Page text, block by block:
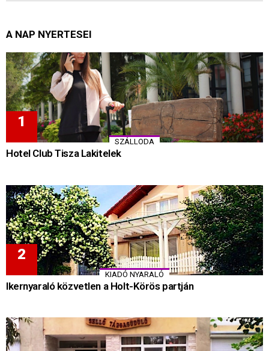
A NAP NYERTESEI
SZÁLLODA
Hotel Club Tisza Lakitelek
KIADÓ NYARALÓ
Ikernyaraló közvetlen a Holt-Körös partján